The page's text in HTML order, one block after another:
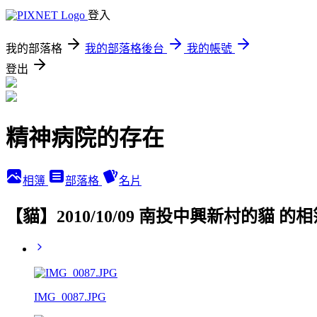
登入
我的部落格 我的部落格後台
我的帳號
登出
精神病院的存在
相簿 部落格 名片
【貓】2010/10/09 南投中興新村的貓 的
IMG_0087.JPG